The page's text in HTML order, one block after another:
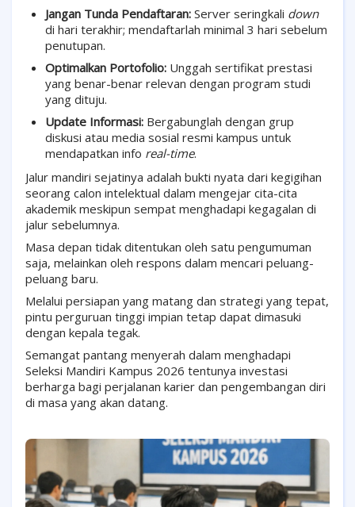
Jangan Tunda Pendaftaran: Server seringkali down
di hari terakhir; mendaftarlah minimal 3 hari sebelum
penutupan.
Optimalkan Portofolio: Unggah sertifikat prestasi
yang benar-benar relevan dengan program studi
yang dituju.
Update Informasi: Bergabunglah dengan grup
diskusi atau media sosial resmi kampus untuk
mendapatkan info real-time.
Jalur mandiri sejatinya adalah bukti nyata dari kegigihan
seorang calon intelektual dalam mengejar cita-cita
akademik meskipun sempat menghadapi kegagalan di
jalur sebelumnya.
Masa depan tidak ditentukan oleh satu pengumuman
saja, melainkan oleh respons dalam mencari peluang-
peluang baru.
Melalui persiapan yang matang dan strategi yang tepat,
pintu perguruan tinggi impian tetap dapat dimasuki
dengan kepala tegak.
Semangat pantang menyerah dalam menghadapi
Seleksi Mandiri Kampus 2026 tentunya investasi
berharga bagi perjalanan karier dan pengembangan diri
di masa yang akan datang.